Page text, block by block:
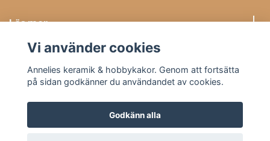
Läs mer
Sociala medier
Vi använder cookies
Annelies keramik & hobbykakor. Genom att fortsätta
på sidan godkänner du användandet av cookies.
Godkänn alla